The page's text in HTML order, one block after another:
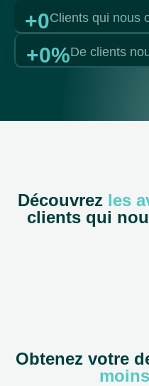
+0Clients qui nous
+0%De clients
Découvrez les
clients qui
Obtenez votre